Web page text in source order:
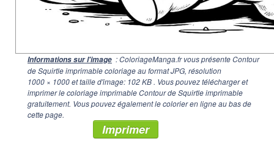
Informations sur l'image : ColoriageManga.fr vous présente Contour
de Squirtle imprimable coloriage au format JPG, résolution
1000 × 1000et taille d'image: 102 KB . Vous pouvez télécharger et
imprimer le coloriage imprimable Contour de Squirtle imprimable
gratuitement. Vous pouvez également le colorier en ligne au bas de
cette page.
Imprimer